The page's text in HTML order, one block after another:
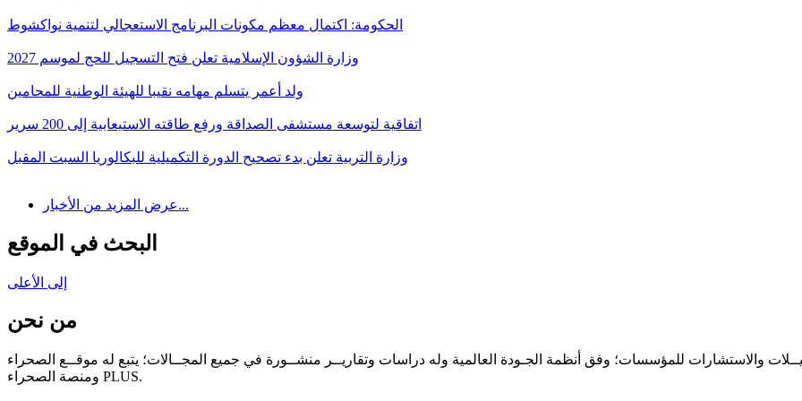
الحكومة: اكتمال معظم مكونات البرنامج الاستعجالي لتنمية نواكشوط
وزارة الشؤون الإسلامية تعلن فتح التسجيل للحج لموسم 2027
ولد أعمر يتسلم مهامه نقيبا للهيئة الوطنية للمحامين
اتفاقية لتوسعة مستشفى الصداقة ورفع طاقته الاستيعابية إلى 200 سرير
وزارة التربية تعلن بدء تصحيح الدورة التكميلية للبكالوريا السبت المقبل
عرض المزيد من الأخبار...
البحث في الموقع
إلى الأعلى
من نحن
والاستشارات للمؤسسات؛ وفق أنظمة الجـودة العالمية وله دراسات وتقاريــر منشــورة في جميع المجــالات؛ يتبع له موقــع الصحراء
ومنصة الصحراء PLUS.